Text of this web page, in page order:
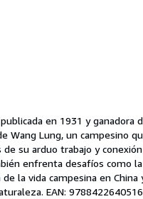
en 1931 y ganadora
Wang Lung, un campesino
su arduo trabajo y
enfrenta desafíos como
la vida campesina en
EAN: